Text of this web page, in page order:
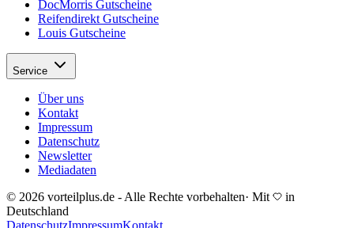
DocMorris Gutscheine
Reifendirekt Gutscheine
Louis Gutscheine
Service
Über uns
Kontakt
Impressum
Datenschutz
Newsletter
Mediadaten
© 2026 vorteilplus.de - Alle Rechte vorbehalten· Mit
in
Deutschland
DatenschutzImpressumKontakt